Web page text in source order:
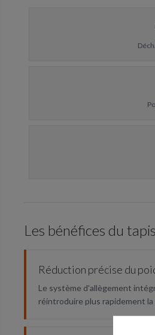
Les bénéfices du
Réduction précise du
Le système d'allègement
réintroduire plus rapidement